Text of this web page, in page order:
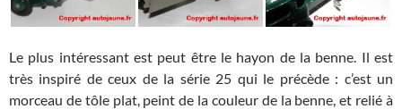
Le plus intéressant est peut être le hayon de la benne. Il est
très inspiré de ceux de la série 25 qui le précède : c’est un
morceau de tôle plat, peint de la couleur de la benne, et relié à